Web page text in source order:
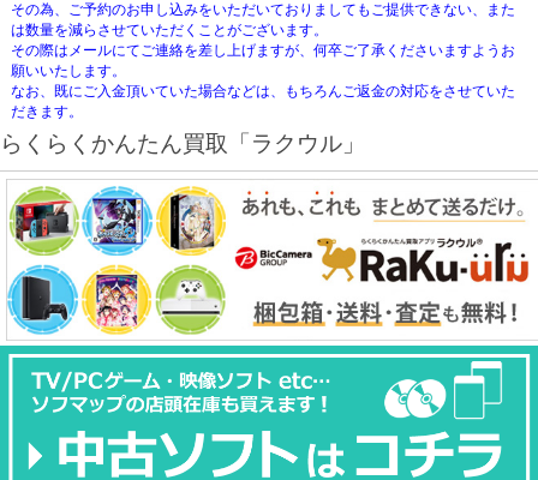
その為、ご予約のお申し込みをいただいておりましてもご提供できない、また
は数量を減らさせていただくことがございます。
その際はメールにてご連絡を差し上げますが、何卒ご了承くださいますようお
願いいたします。
なお、既にご入金頂いていた場合などは、もちろんご返金の対応をさせていた
だきます。
らくらくかんたん買取「ラクウル」